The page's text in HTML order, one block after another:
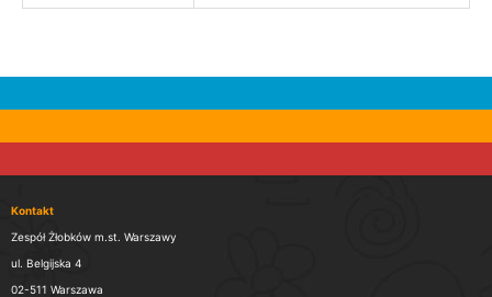
Kontakt
Zespół Żłobków m.st. Warszawy
ul. Belgijska 4
02-511 Warszawa